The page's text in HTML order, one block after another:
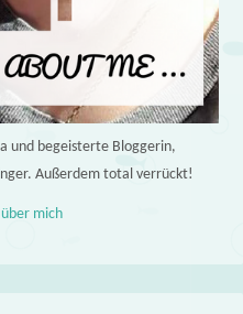
und begeisterte Bloggerin,
Außerdem total verrückt!
mich